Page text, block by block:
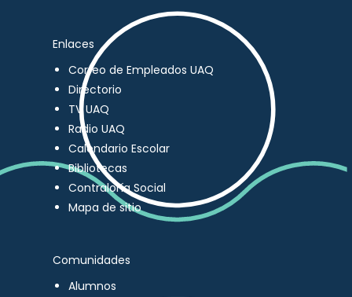
Enlaces
Correo de Empleados UAQ
Directorio
TV UAQ
Radio UAQ
Calendario Escolar
Bibliotecas
Contraloría Social
Mapa de sitio
Comunidades
Alumnos